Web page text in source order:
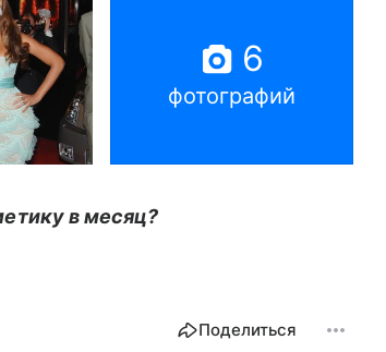
6
фотографий
в месяц?
Поделиться